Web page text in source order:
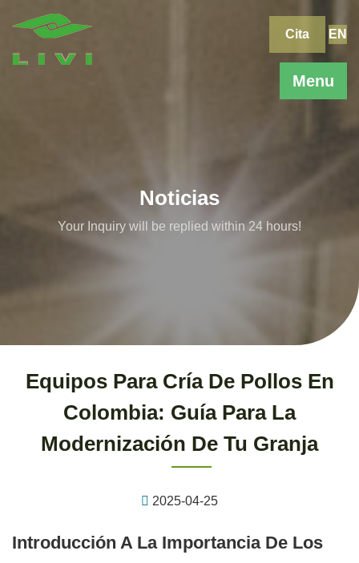
Menu
Cita EN
Noticias
Your Inquiry will be replied within 24 hours!
Equipos Para Cría De Pollos En
Colombia: Guía Para La
Modernización De Tu Granja
2025-04-25
Introducción A La Importancia De Los